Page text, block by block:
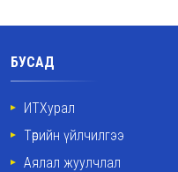
БУСАД
ИТХурал
Төрийн үйлчилгээ
Аялал жуулчлал